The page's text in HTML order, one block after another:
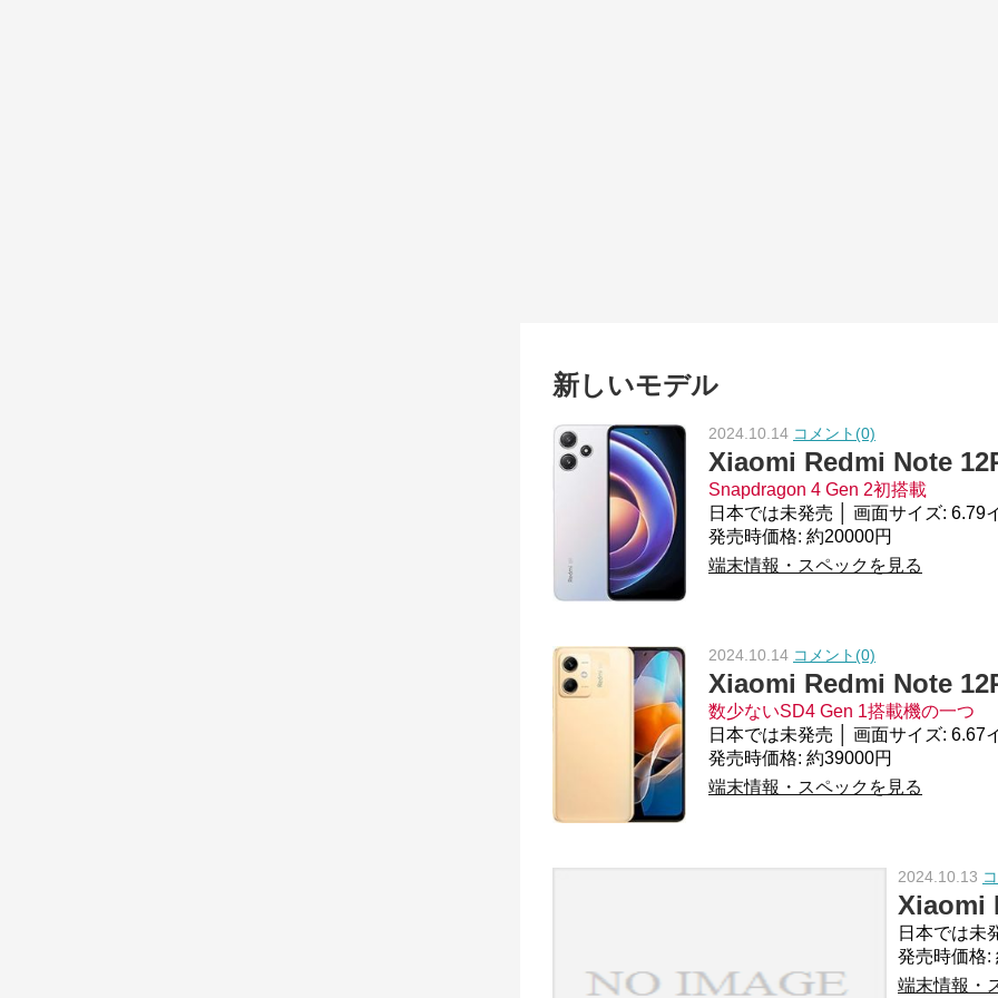
新しいモデル
2024.10.14 コメント(0)
Xiaomi Redmi Note
Snapdragon 4 Gen 2初搭載
発売時価格: 約20000円
端末情報・スペックを見る
2024.10.14 コメント(0)
Xiaomi Redmi Note
数少ないSD4 Gen 1搭載機の一つ
発売時価格: 約39000円
端末情報・スペックを見る
2024.10.13
Xiaomi
発売時価格:
端末情報・